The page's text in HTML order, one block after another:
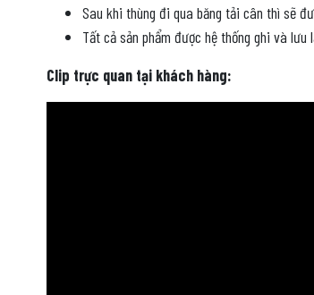
Sau khi thùng đi qua băng tải cân thì sẽ
Tất cả sản phẩm được hệ thống ghi và
Clip trực quan tại khách hàng: